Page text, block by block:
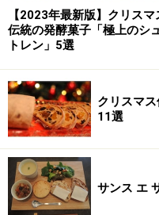
バゲット生地の「フラン
国産小麦のパンを
旨みたっぷりのバゲットは
壁には小麦生産者と与
【2023年最新版】クリスマ
伝統の発酵菓子「極上のシ
トレン」5選
クリスマ
11選
サンス エ